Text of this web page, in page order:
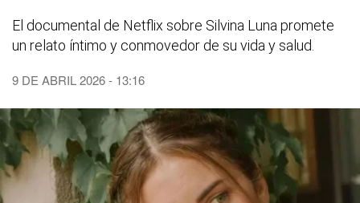
El documental de Netflix sobre Silvina Luna promete
un relato íntimo y conmovedor de su vida y salud.
9 DE ABRIL 2026 - 13:16